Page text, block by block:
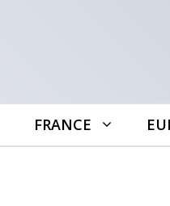
FRANCE